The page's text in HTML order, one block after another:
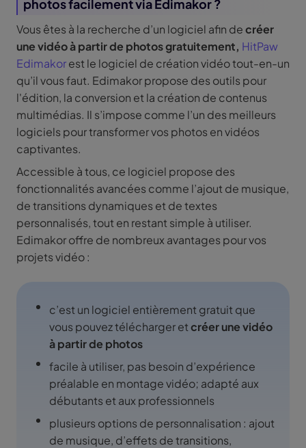
photos facilement via Edimakor ?
Vous êtes à la recherche d’un logiciel afin decréer
une vidéo à partir de photos gratuitement, HitPaw
Edimakorest le logiciel de création vidéo tout-en-un
qu’il vous faut. Edimakor propose des outils pour
l'édition, la conversion et la création de contenus
multimédias. Il s’impose comme l’un des meilleurs
logiciels pour transformer vos photos en vidéos
captivantes.
Accessible à tous, ce logiciel propose des
fonctionnalités avancées comme l’ajout de musique,
de transitions dynamiques et de textes
personnalisés, tout en restant simple à utiliser.
Edimakor offre de nombreux avantages pour vos
projets vidéo :
c’est un logiciel entièrement gratuit que
vous pouvez télécharger etcréer une vidéo
à partir de photos
facile à utiliser, pas besoin d’expérience
préalable en montage vidéo; adapté aux
débutants et aux professionnels
plusieurs options de personnalisation : ajout
de musique, d’effets de transitions,